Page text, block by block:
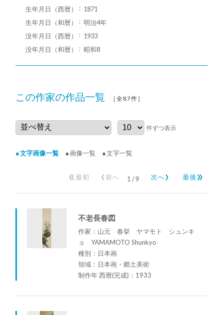
生年月日（西暦）
1871
生年月日（和暦）
明治4年
没年月日（西暦）
1933
没年月日（和暦）
昭和8
この作家の作品一覧 ［全87件］
件ずつ表示
文字画像一覧 画像一覧 文字一覧
«最初 ‹前へ 1 /9 次へ› 最後 »
不老長春図
作家：山元 春挙 ヤマモト シュンキ
ョ YAMAMOTO Shunkyo
種別：日本画
領域：日本画・郷土美術
制作年 西暦(完成)：1933